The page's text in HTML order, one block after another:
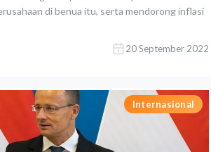
di benua itu, serta mendorong inflasi
20 September 2022
Internasional